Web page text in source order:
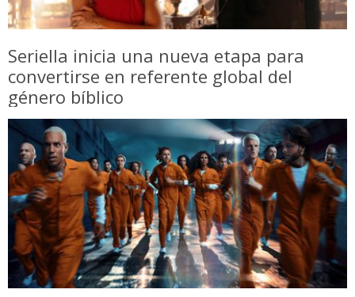
Seriella inicia una nueva etapa para
convertirse en referente global del
género bíblico